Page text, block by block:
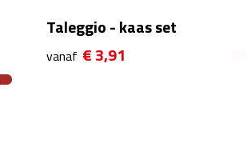
Taleggio - kaas set
vanaf € 3,91